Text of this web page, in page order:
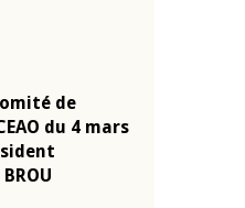
de
du 4 mars